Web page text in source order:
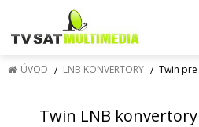
ÚVOD LNB KONVERTORY Twin pre
Twin LNB